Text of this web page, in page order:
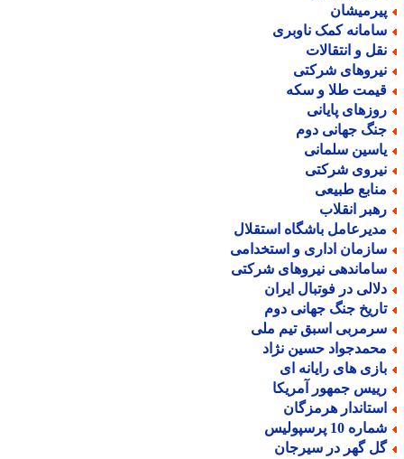
کمک ناوبری
و انتقالات
شرکتی
طلا و سکه
پایانی
جهانی دوم
سلمانی
شرکتی
طبیعی
انقلاب
باشگاه استقلال
اداری و استخدامی
نیروهای شرکتی
در فوتبال ایران
جنگ جهانی دوم
اسبق تیم ملی
حسین نژاد
های رایانه ای
جمهور آمریکا
هرمزگان
10 پرسپولیس
گهر در سیرجان